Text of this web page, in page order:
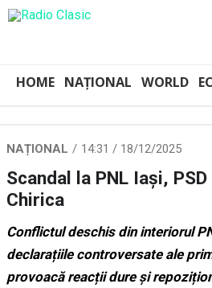
HOME NAȚIONAL WORLD
NAȚIONAL 14:31 / 18/12/2025
Scandal la PNL Iași,
Chirica
Conflictul deschis din interiorul
declarațiile controversate ale
provoacă reacții dure și